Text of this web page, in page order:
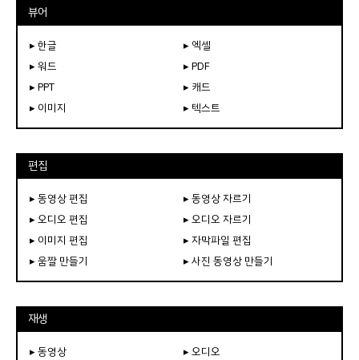
뷰어
▸ 한글
▸ 엑셀
▸ 워드
▸ PDF
▸ PPT
▸ 캐드
▸ 이미지
▸ 텍스트
편집
▸ 동영상 편집
▸ 동영상 자르기
▸ 오디오 편집
▸ 오디오 자르기
▸ 이미지 편집
▸ 자막파일 편집
▸ 움짤 만들기
▸ 사진 동영상 만들기
재생
▸ 동영상 ▸ 오디오